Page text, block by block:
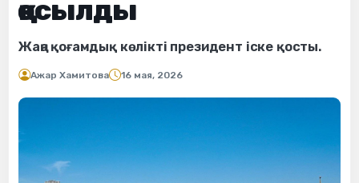
қосылды
Жаңа қоғамдық көлікті президент іске қосты.
Ажар Хамитова 16 мая, 2026